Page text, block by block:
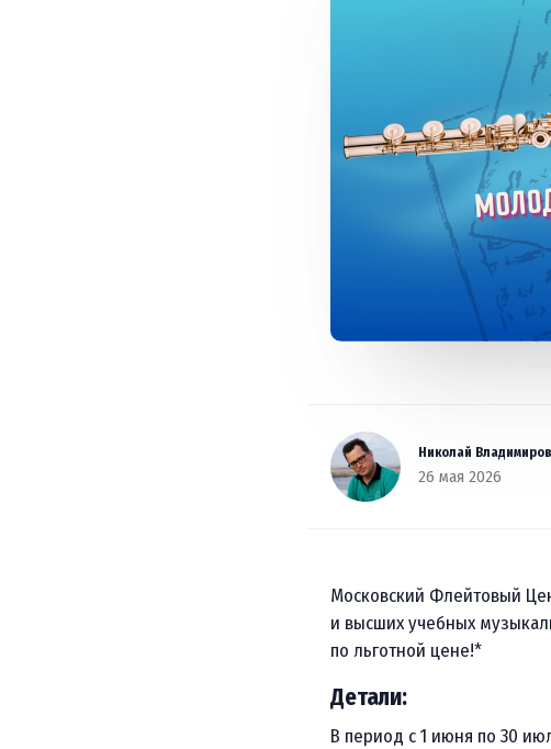
Николай
26 мая 2026
Московский Флейтовый
и высших учебных
по льготной цене!*
Детали:
В период с 1 июня по 30